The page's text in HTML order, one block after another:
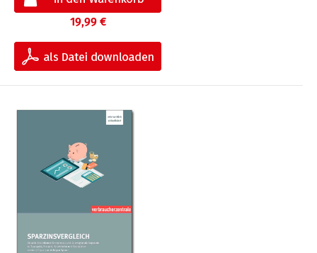
19,99 €